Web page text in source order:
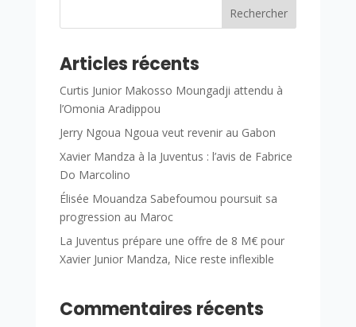
Rechercher
Articles récents
Curtis Junior Makosso Moungadji attendu à
l’Omonia Aradippou
Jerry Ngoua Ngoua veut revenir au Gabon
Xavier Mandza à la Juventus : l’avis de Fabrice
Do Marcolino
Élisée Mouandza Sabefoumou poursuit sa
progression au Maroc
La Juventus prépare une offre de 8 M€ pour
Xavier Junior Mandza, Nice reste inflexible
Commentaires récents